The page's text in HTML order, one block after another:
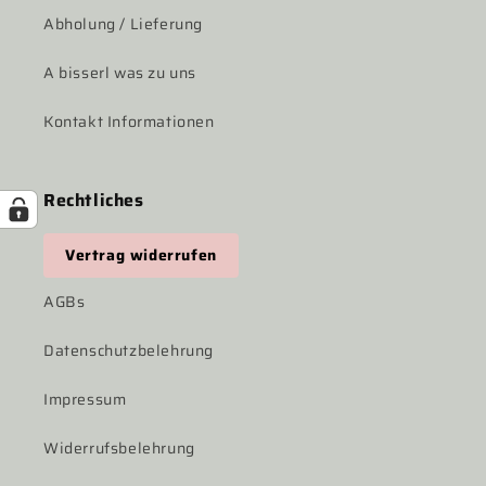
Abholung / Lieferung
A bisserl was zu uns
Kontakt Informationen
Rechtliches
Vertrag widerrufen
AGBs
Datenschutzbelehrung
Impressum
Widerrufsbelehrung